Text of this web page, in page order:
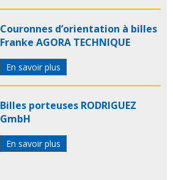
Couronnes d’orientation à billes
Franke AGORA TECHNIQUE
En savoir plus
Billes porteuses RODRIGUEZ
GmbH
En savoir plus